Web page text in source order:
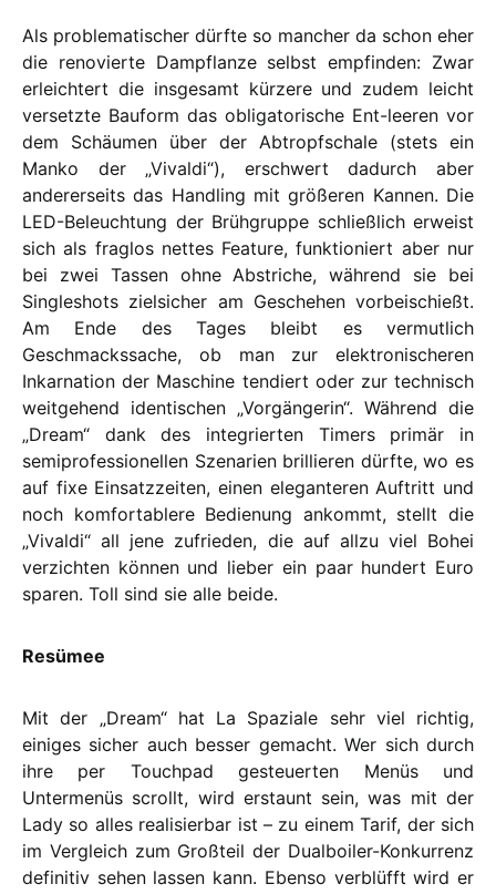
Als problematischer dürfte so mancher da schon eher
die renovierte Dampflanze selbst empfinden: Zwar
erleichtert die insgesamt kürzere und zudem leicht
versetzte Bauform das obligatorische Ent-leeren vor
dem Schäumen über der Abtropfschale (stets ein
Manko der „Vivaldi“), erschwert dadurch aber
andererseits das Handling mit größeren Kannen. Die
LED-Beleuchtung der Brühgruppe schließlich erweist
sich als fraglos nettes Feature, funktioniert aber nur
bei zwei Tassen ohne Abstriche, während sie bei
Singleshots zielsicher am Geschehen vorbeischießt.
Am Ende des Tages bleibt es vermutlich
Geschmackssache, ob man zur elektronischeren
Inkarnation der Maschine tendiert oder zur technisch
weitgehend identischen „Vorgängerin“. Während die
„Dream“ dank des integrierten Timers primär in
semiprofessionellen Szenarien brillieren dürfte, wo es
auf fixe Einsatzzeiten, einen eleganteren Auftritt und
noch komfortablere Bedienung ankommt, stellt die
„Vivaldi“ all jene zufrieden, die auf allzu viel Bohei
verzichten können und lieber ein paar hundert Euro
sparen. Toll sind sie alle beide.
Resümee
Mit der „Dream“ hat La Spaziale sehr viel richtig,
einiges sicher auch besser gemacht. Wer sich durch
ihre per Touchpad gesteuerten Menüs und
Untermenüs scrollt, wird erstaunt sein, was mit der
Lady so alles realisierbar ist – zu einem Tarif, der sich
im Vergleich zum Großteil der Dualboiler-Konkurrenz
definitiv sehen lassen kann. Ebenso verblüfft wird er